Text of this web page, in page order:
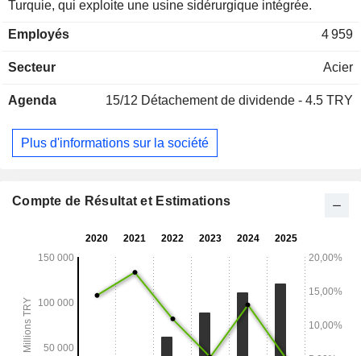
Turquie, qui exploite une usine sidérurgique intégrée.
Employés 4 959
Secteur Acier
Agenda 15/12 Détachement de dividende - 4.5 TRY
Plus d'informations sur la société
Compte de Résultat et Estimations